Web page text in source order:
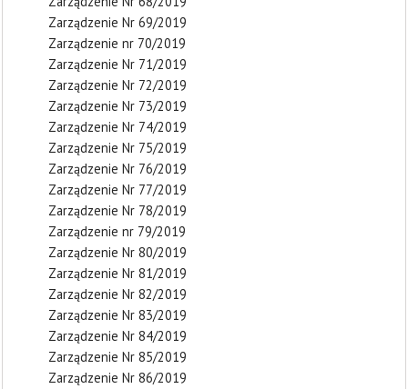
Zarządzenie Nr 69/2019
Zarządzenie nr 70/2019
Zarządzenie Nr 71/2019
Zarządzenie Nr 72/2019
Zarządzenie Nr 73/2019
Zarządzenie Nr 74/2019
Zarządzenie Nr 75/2019
Zarządzenie Nr 76/2019
Zarządzenie Nr 77/2019
Zarządzenie Nr 78/2019
Zarządzenie nr 79/2019
Zarządzenie Nr 80/2019
Zarządzenie Nr 81/2019
Zarządzenie Nr 82/2019
Zarządzenie Nr 83/2019
Zarządzenie Nr 84/2019
Zarządzenie Nr 85/2019
Zarządzenie Nr 86/2019